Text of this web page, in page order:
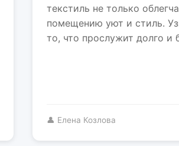
текстиль не только
помещению уют и стиль.
то, что прослужит долго и
👤 Елена Козлова